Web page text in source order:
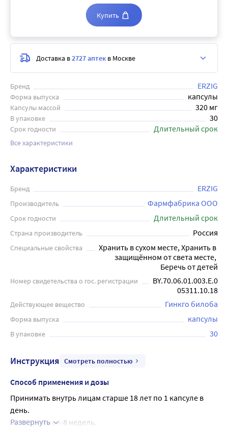
Бренд ERZIG
Форма выпуска капсулы
Капсулы массой 320 мг
В упаковке 30
Срок годности Длительный срок
Все характеристики
Купить
Доставка в2727 аптек в Москве
Характеристики
Бренд ERZIG
Производитель Фармфабрика ООО
Срок годности Длительный срок
Страна производитель Россия
Специальные свойства
Хранить в сухом месте, Хранить в
защищённом от света месте,
Беречь от детей
Номер свидетельства о гос. регистрации
BY.70.06.01.003.Е.0
05311.10.18
Действующее вещество Гинкго билоба
Форма выпуска капсулы
В упаковке 30
Инструкция Смотреть полностью
Способ применения и дозы
Принимать внутрь лицам старше 18 лет по 1 капсуле в
день.
Курс приема 4-8 недель.
Развернуть